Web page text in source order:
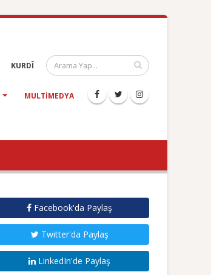
KURDÎ
MULTIMEDYA
Facebook'da Paylaş
Twitter'da Paylaş
LinkedIn'de Paylaş